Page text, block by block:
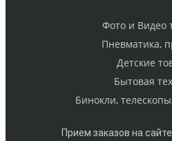
Фото и Видео
Пневматика,
Детские
Бытовая
Бинокли,
Прием заказов на